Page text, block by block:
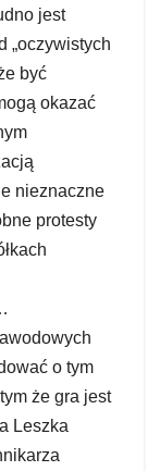
jest
„oczywistych
być
okazać
nieznaczne
protesty
o tym
że gra jest
Leszka